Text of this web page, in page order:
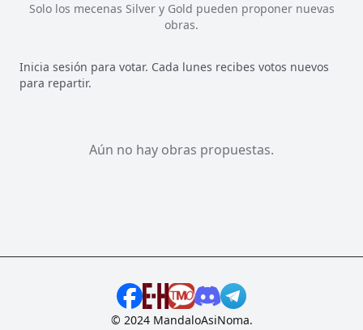
Solo los mecenas Silver y Gold pueden proponer nuevas
obras.
Inicia sesión para votar. Cada lunes recibes votos nuevos
para repartir.
Aún no hay obras propuestas.
© 2024 MandaloAsiNoma.